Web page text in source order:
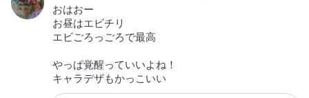
おはおー
お昼はエビチリ
エビごろっごろで最高
やっぱ覚醒っていいよね！
キャラデザもかっこいい